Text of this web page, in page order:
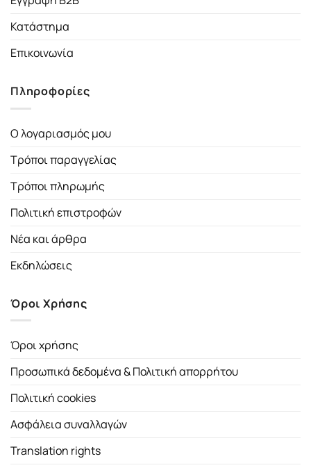
Κατάστημα
Επικοινωνία
Πληροφορίες
Ο λογαριασμός μου
Τρόποι παραγγελίας
Τρόποι πληρωμής
Πολιτική επιστροφών
Νέα και άρθρα
Εκδηλώσεις
Όροι Χρήσης
Όροι χρήσης
Προσωπικά δεδομένα & Πολιτική απορρήτου
Πολιτική cookies
Ασφάλεια συναλλαγών
Translation rights